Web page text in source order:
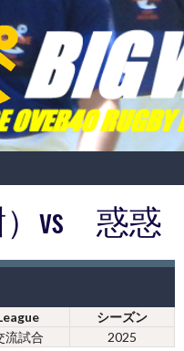
）vs 惑惑
シーズン
流試合 2025